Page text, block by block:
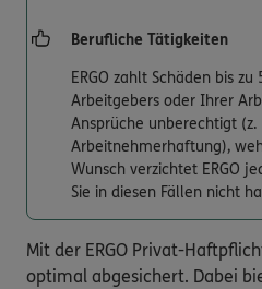
Berufliche Tätigkeiten
ERGO zahlt Schäden bis
Arbeitgebers oder Ihrer
Ansprüche unberechtigt (z.
Arbeitnehmerhaftung),
Wunsch verzichtet ERGO
Sie in diesen Fällen nicht
Mit der ERGO Privat-
optimal abgesichert. Dabei